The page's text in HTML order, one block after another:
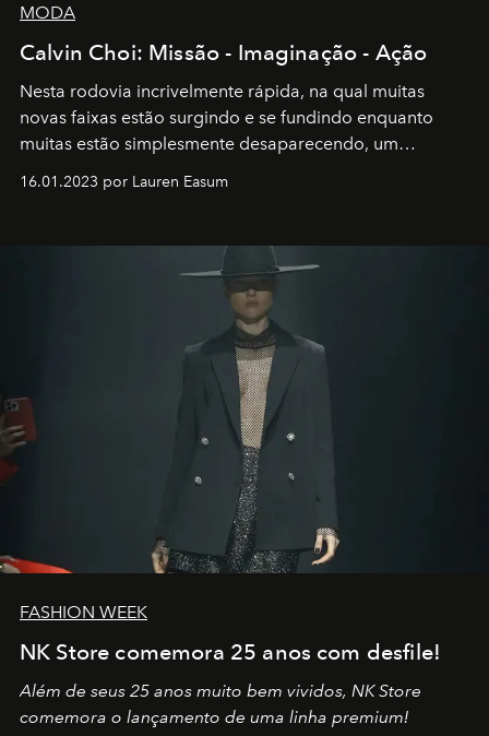
MODA
Calvin Choi: Missão - Imaginação - Ação
Nesta rodovia incrivelmente rápida, na qual muitas
novas faixas estão surgindo e se fundindo enquanto
muitas estão simplesmente desaparecendo, um
transportador AMTD abrindo caminho para muitos
por propósitos, com um claro senso de missão na vida e
16.01.2023 por Lauren Easum
FASHION WEEK
NK Store comemora 25 anos com desfile!
Além de seus 25 anos muito bem vividos, NK Store
comemora o lançamento de uma linha premium!